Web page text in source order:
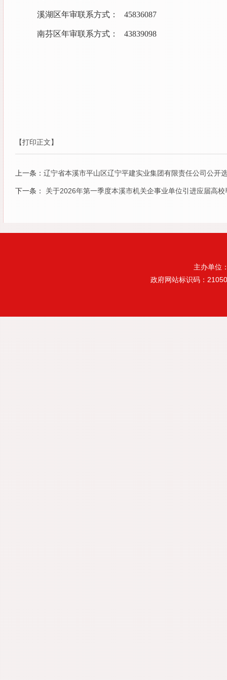
溪湖区年审联系方式： 45836087
南芬区年审联系方式： 43839098
【打印正文】
上一条： 辽宁省本溪市平山区辽宁平建实业集团有限责任公司公开
下一条： 关于2026年第一季度本溪市机关企事业单位引进应届高
主办单位
政府网站标识码：